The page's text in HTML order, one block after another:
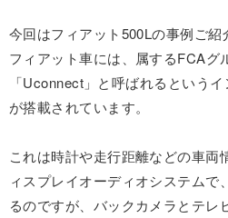
今回はフィアット500Lの事例ご紹
フィアット車には、属するFCAグ
「Uconnect」と呼ばれるという
が搭載されています。
これは時計や走行距離などの車両
ィスプレイオーディオシステムで
るのですが、バックカメラとテレ